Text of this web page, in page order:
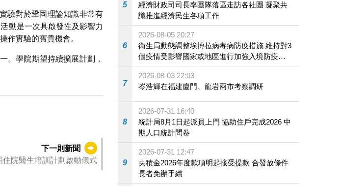
驗對於鞏固理論知識非常有
動是一次具啟發性及影響力
作實驗的寶貴機會。
。學院期望持續擴展計劃，
下一則新聞
院醫生培訓計劃啟動儀式
5
經濟財政司司長率團隊落區走訪各社團 凝聚共
識推進經濟民生各項工作
6
2026-08-05 20:27
衛生局動態調整埃博拉病毒病防疫措施 維持對3
個疫情受影響國家或地區進行加強入境防疫措
施
7
2026-08-03 22:03
岑浩輝在福建廈門、龍岩兩市考察調研
8
2026-07-31 16:40
統計局8月1日起派員上門 協助住戶完成2026 中
期人口統計問卷
9
2026-07-31 12:47
央積金2026年度款項明起接受提款 合發放條件
長者免辦手續